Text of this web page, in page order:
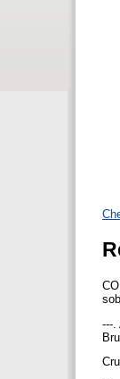
---.